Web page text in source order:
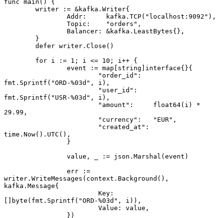
func main () {
	writer
:= &kafka . Writer{
		Addr:     kafka.
TCP( "localhost:9092" ),
		Topic:
"orders" ,
		Balancer:
&kafka . LeastBytes{},
	}
	defer
writer. Close ()
	for
i := 1 ; i <= 10 ; i ++ {
		event
:= map [ string ] interface{}{
			"order_id"
:
fmt. Sprintf ( "ORD-%03d " , i),
			"user_id"
:
fmt. Sprintf ( "USR-%03d " , i),
			"amount"
: float64(i) *
29.99 ,
			"currency"
: "EUR" ,
			"created_at"
:
time. Now(). UTC (),
		}
		value, _
:= json. Marshal (event)
		err
:=
writer. WriteMessages (context. Background
kafka . Message{
[] byte (fmt. Sprintf ( "ORD-%03d " , i)),
			Value: value,
		})